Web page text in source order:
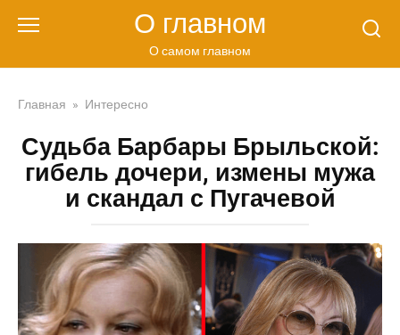
О главном
О самом главном
Главная » Интересно
Судьба Барбары Брыльской:
гибель дочери, измены мужа
и скандал с Пугачевой